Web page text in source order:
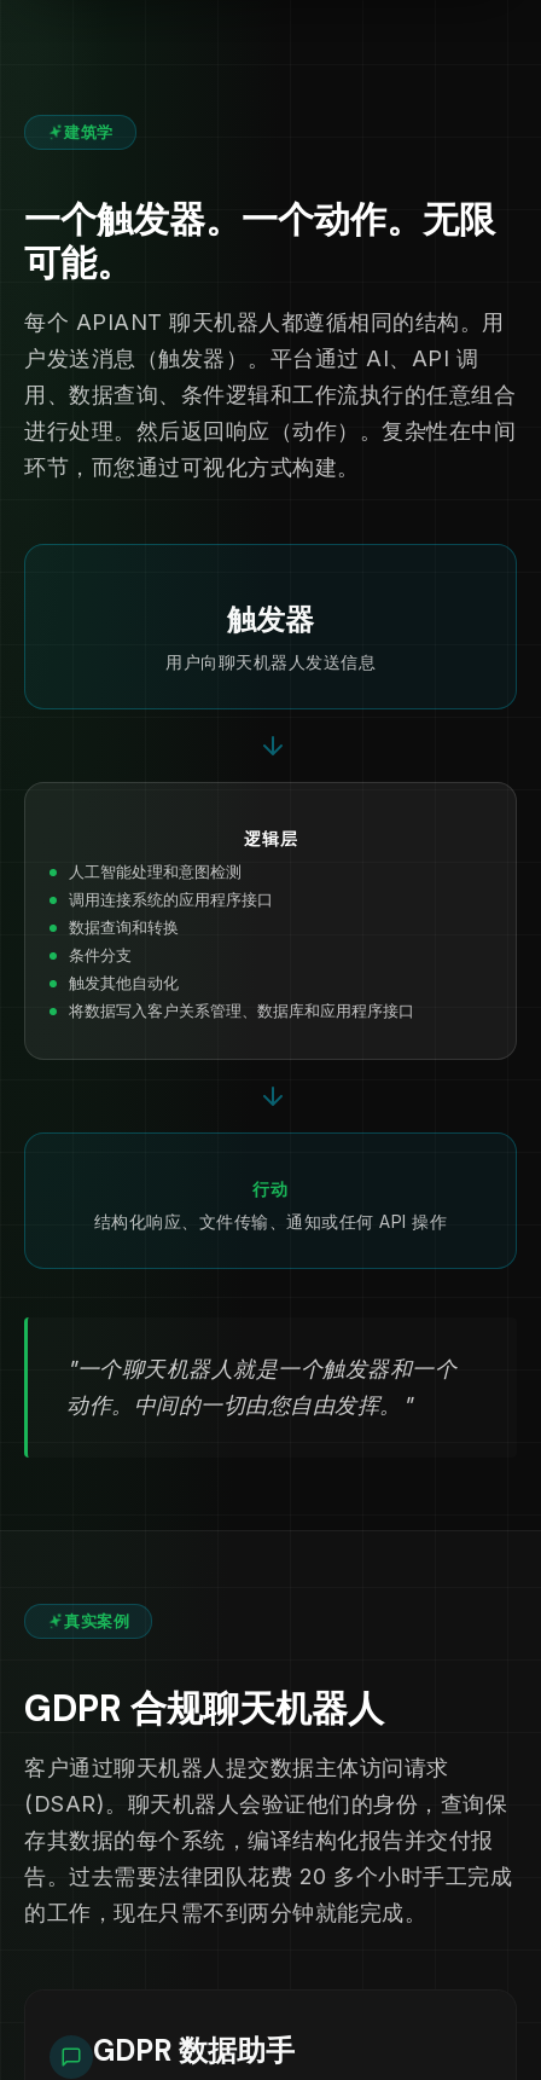
建筑学
一个触发器。一个动作。无限
可能。
每个 APIANT 聊天机器人都遵循相同的结构。用
户发送消息（触发器）。平台通过 AI、API 调
用、数据查询、条件逻辑和工作流执行的任意组合
进行处理。然后返回响应（动作）。复杂性在中间
环节，而您通过可视化方式构建。
触发器
用户向聊天机器人发送信息
逻辑层
人工智能处理和意图检测
调用连接系统的应用程序接口
数据查询和转换
条件分支
触发其他自动化
将数据写入客户关系管理、数据库和应用程序接口
行动
结构化响应、文件传输、通知或任何 API 操作
"一个聊天机器人就是一个触发器和一个
动作。中间的一切由您自由发挥。"
真实案例
GDPR 合规聊天机器人
客户通过聊天机器人提交数据主体访问请求
(DSAR)。聊天机器人会验证他们的身份，查询保
存其数据的每个系统，编译结构化报告并交付报
告。过去需要法律团队花费 20 多个小时手工完成
的工作，现在只需不到两分钟就能完成。
GDPR 数据助手